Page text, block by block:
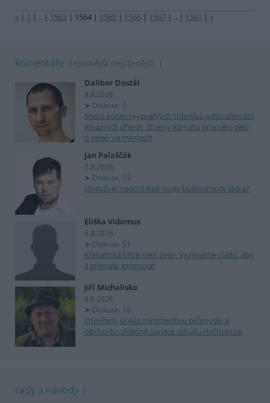
« | 1 | .. | 1563 | 1564 | 1565 | 1566 | 1567 | .. | 1581 | »
komentáře nejnovější nejčtenější
Dalibor Dostál
8.8.2026
Diskuse: 2
Místo kosení vyprahlých trávníků odstraňování
invazních dřevin. Změny klimatu promění péči
o zeleň ve městech
Jan Palaščák
7.8.2026
Diskuse: 13
Ohrožuje nedostatek vody budoucnost jádra?
Eliška Vidomus
6.8.2026
Diskuse: 51
Klimatická krize není over. Vyzýváme vládu, aby
ji přestala ignorovat
Jiří Michalisko
6.8.2026
Diskuse: 18
Otevřený dopis ministerstvu průmyslu a
obchodu ohledně sanace odvalu Heřmanice
rady a návody